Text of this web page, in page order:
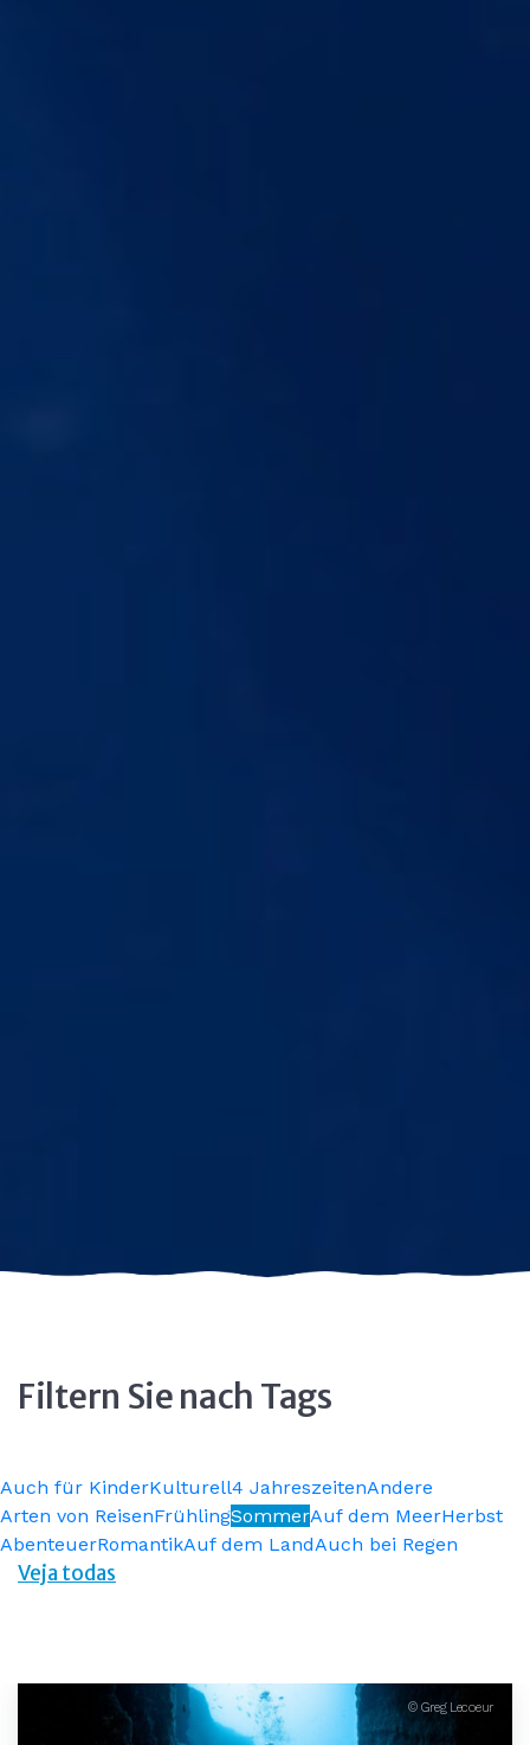
Filtern Sie nach Tags
Auch für KinderKulturell4 JahreszeitenAndere
Arten von ReisenFrühlingSommerAuf dem MeerHerbst
AbenteuerRomantikAuf dem LandAuch bei Regen
Veja todas
© Greg Lecoeur